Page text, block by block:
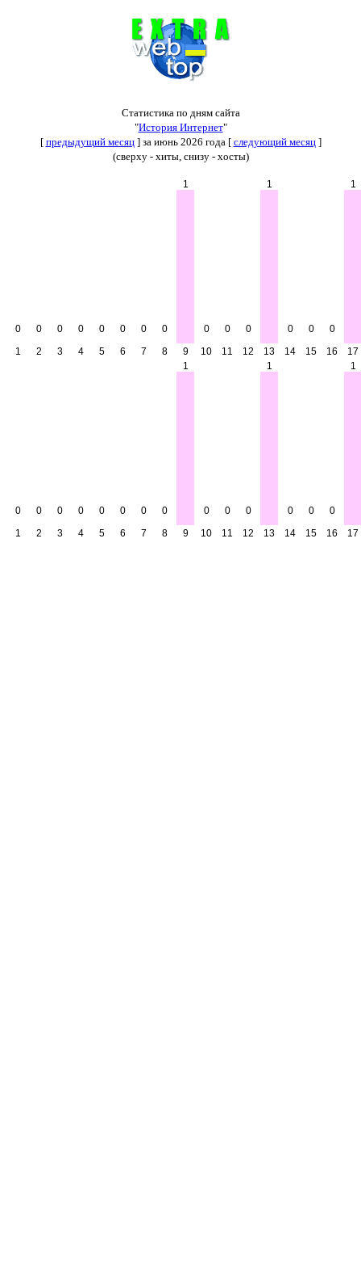
Статистика по дням сайта
"История Интернет"
[ предыдущий месяц] за июнь 2026 года [ следующий месяц]
(сверху - хиты, снизу - хосты)
0
1
0
2
0
3
0
4
0
5
0
6
0
7
0
8
1
9
0
10
0
11
0
12
1
13
0
14
0
15
0
16
1
17
0
1
0
2
0
3
0
4
0
5
0
6
0
7
0
8
1
9
0
10
0
11
0
12
1
13
0
14
0
15
0
16
1
17